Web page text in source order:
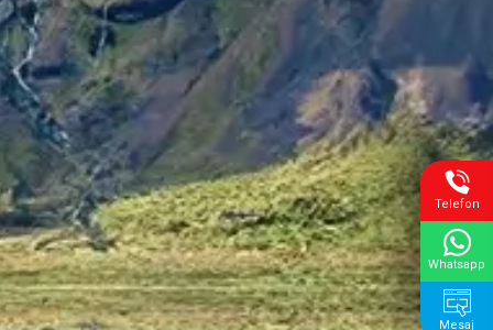
Telefon
Whatsapp
Mesaj